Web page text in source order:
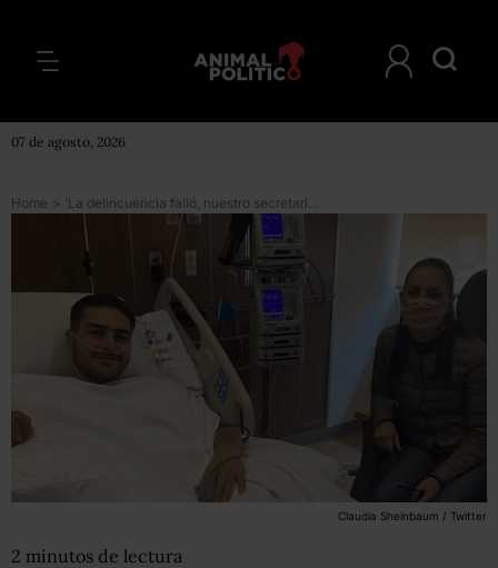
07 de agosto, 2026
Home > ‘La delincuencia falló, nuestro secretario está bien’, dice Sheinbaum sobre atentado contra García Harfuch
Claudia Sheinbaum / Twitter
2 minutos de lectura